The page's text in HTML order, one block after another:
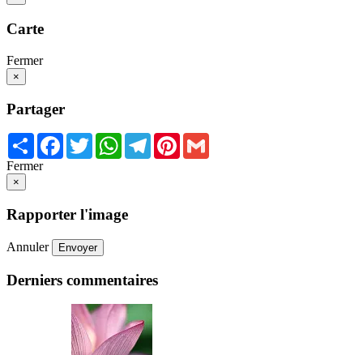
Carte
Fermer
×
Partager
Share Facebook
TwitterWhatsApp
TelegramPinterest
Fermer
×
Rapporter l'image
Annuler Envoyer
Derniers commentaires